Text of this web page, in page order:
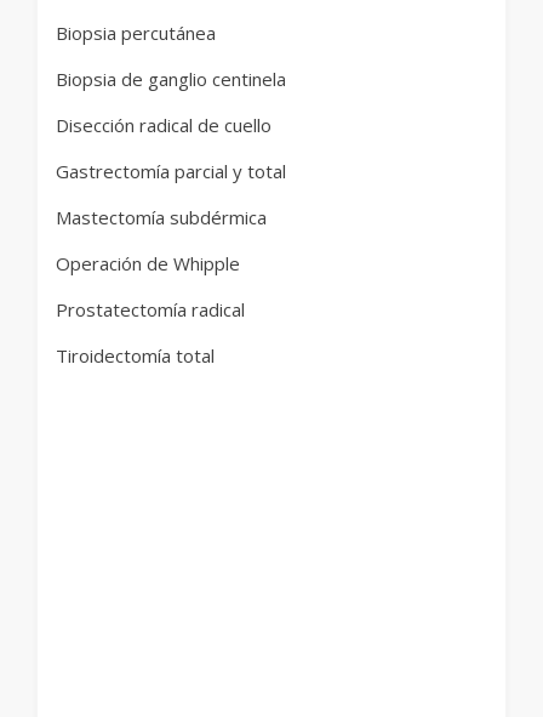
Biopsia percutánea
Biopsia de ganglio centinela
Disección radical de cuello
Gastrectomía parcial y total
Mastectomía subdérmica
Operación de Whipple
Prostatectomía radical
Tiroidectomía total